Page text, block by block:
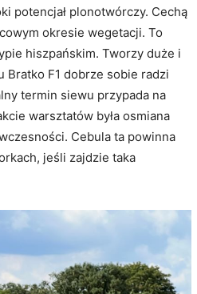
potencjał plonotwórczy. Cechą
okresie wegetacji. To
hiszpańskim. Tworzy duże i
F1 dobrze sobie radzi
termin siewu przypada na
warsztatów była osmiana
Cebula ta powinna
jeśli zajdzie taka